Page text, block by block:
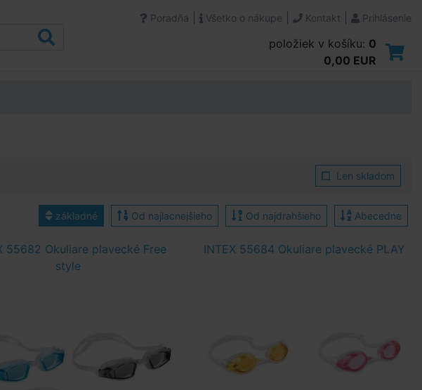
Poradňa Všetko o nákupe Kontakt Prihlásenie
položiek v košíku: 0
0,00 EUR
Len skladom
základné Od najlacnejšieho Od najdrahšieho Abecedne
55682 Okuliare plavecké Free
style
INTEX 55684 Okuliare plavecké PLAY